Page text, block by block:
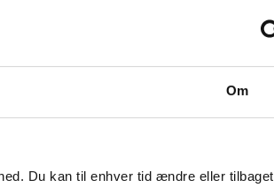
Om
Du kan til enhver tid ændre eller